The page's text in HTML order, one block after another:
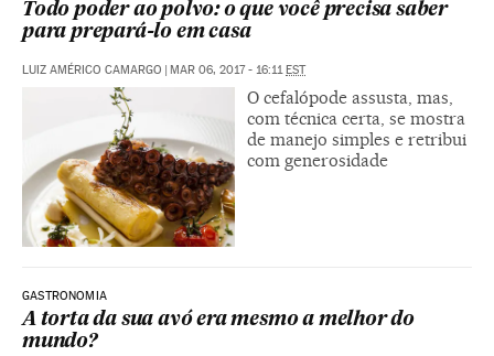
Todo poder ao polvo: o que você precisa saber
para prepará-lo em casa
LUIZ AMÉRICO CAMARGO MAR 06, 2017 - 16:11 EST
O cefalópode assusta, mas,
com técnica certa, se mostra
de manejo simples e retribui
com generosidade
GASTRONOMIA
A torta da sua avó era mesmo a melhor do
mundo?